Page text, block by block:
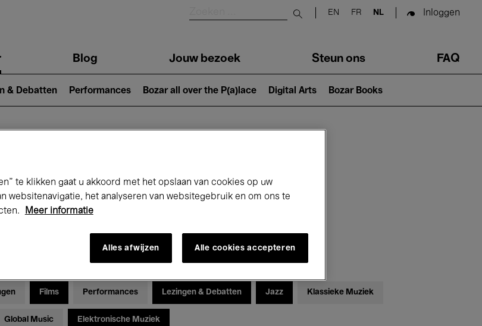
Submit search
EN FR NL Inloggen
Blog Jouw bezoek Steun ons FAQ
& Debatten Performances Bozar all over the P(a)lace Digital Arts Bozar Books
Films Performances Lezingen & Debatten Jazz Klassieke Muziek
Global Music Elektronische Muziek
te klikken gaat u akkoord met het opslaan van cookies op uw
websitenavigatie, het analyseren van websitegebruik en om ons te
Meer informatie
Alles afwijzen Alle cookies accepteren